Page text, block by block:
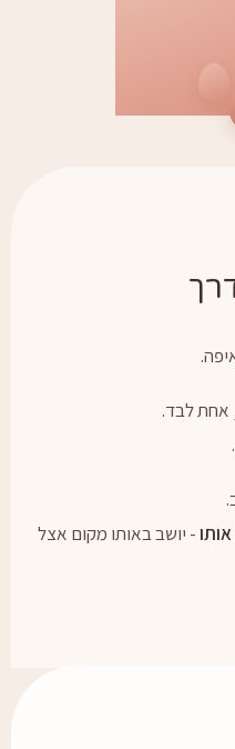
לבד.
- יושב באותו מקום אצל